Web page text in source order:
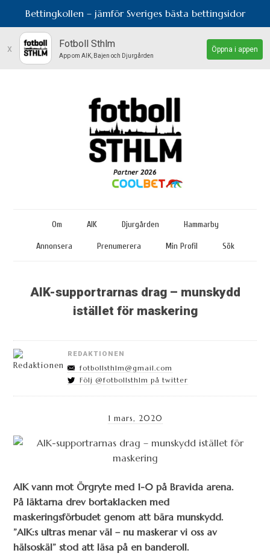
Bettingkollen – jämför Sveriges bästa bettingsidor
x Fotboll Sthlm
App om AIK, Bajen och Djurgården
Öppna i appen
Om AIK Djurgården Hammarby
Annonsera Prenumerera Min Profil Sök
AIK-supportrarnas drag – munskydd
istället för maskering
REDAKTIONEN
fotbollsthlm@gmail.com
Följ @fotbollsthlm på twitter
1 mars, 2020
AIK vann mot Örgryte med 1-0 på Bravida arena.
På läktarna drev bortaklacken med
maskeringsförbudet genom att bära munskydd.
”AIK:s ultras menar väl – nu maskerar vi oss av
hälsoskäl” stod att läsa på en banderoll.